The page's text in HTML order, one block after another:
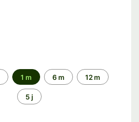
1 m 6 m 12 m
5 j